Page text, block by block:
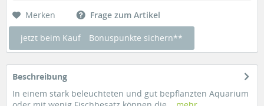
Merken Frage zum Artikel
jetzt beim Kauf Bonuspunkte sichern**
Beschreibung
In einem stark beleuchteten und gut bepflanzten Aquarium